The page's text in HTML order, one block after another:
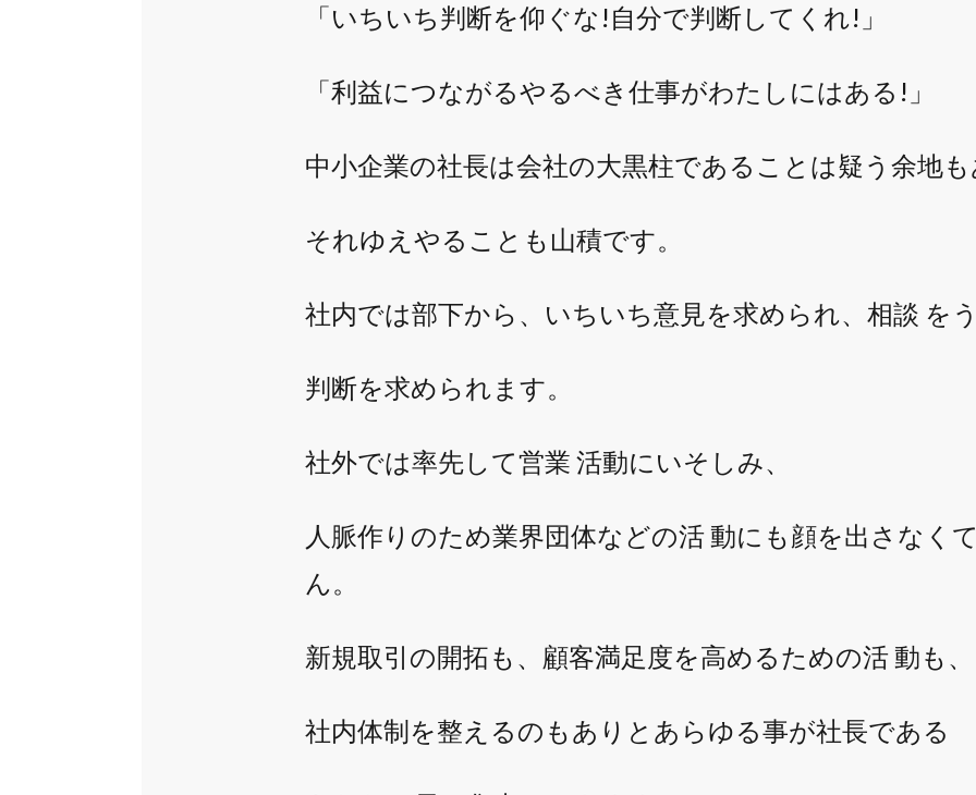
「いちいち判断を仰ぐな!自分で判断してくれ!」
「利益につながるやるべき仕事がわたしにはある!」
中小企業の社長は会社の大黒柱であることは疑う余地も
それゆえやることも山積です。
社内では部下から、いちいち意見を求められ、相談 をう
判断を求められます。
社外では率先して営業 活動にいそしみ、
人脈作りのため業界団体などの活 動にも顔を出さなく
ん。
新規取引の開拓も、顧客満足度を高めるための活 動も、
社内体制を整えるのもありとあらゆる事が社長である